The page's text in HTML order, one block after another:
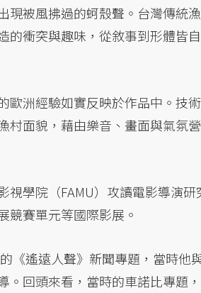
現被風拂過的蚵殼聲。台灣傳統漁
的衝突與趣味，從敘事到形體皆自
歐洲經驗如實反映於作品中。技術
村面貌，藉由樂音、畫面與氣氛營
視學院（FAMU）攻讀電影導演研
競賽單元等國際影展。
《遙遠人聲》新聞專題，當時他
回頭來看，當時的車諾比專題，